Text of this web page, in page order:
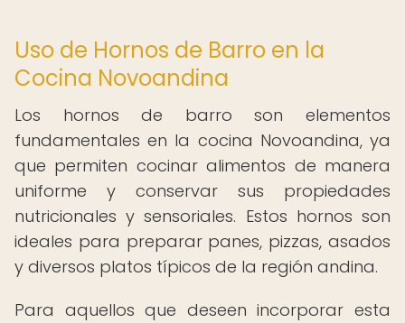
Uso de Hornos de Barro en la
Cocina Novoandina
Los hornos de barro son elementos
fundamentales en la cocina Novoandina, ya
que permiten cocinar alimentos de manera
uniforme y conservar sus propiedades
nutricionales y sensoriales. Estos hornos son
ideales para preparar panes, pizzas, asados
y diversos platos típicos de la región andina.
Para aquellos que deseen incorporar esta